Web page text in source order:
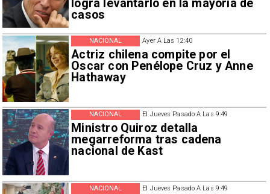
logra levantarlo en la mayoría de
casos
Ayer A Las 12:40
Actriz chilena compite por el
Oscar con Penélope Cruz y Anne
Hathaway
NACIONAL
El Jueves Pasado A Las 9:49
Ministro Quiroz detalla
megarreforma tras cadena
nacional de Kast
NACIONAL
El Jueves Pasado A Las 9:49
NACIONAL